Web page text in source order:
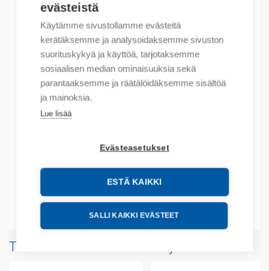
evästeistä
Käytämme sivustollamme evästeitä
kerätäksemme ja analysoidaksemme sivuston
suorituskykyä ja käyttöä, tarjotaksemme
sosiaalisen median ominaisuuksia sekä
parantaaksemme ja räätälöidäksemme sisältöä
ja mainoksia.
Lue lisää
Evästeasetukset
ESTÄ KAIKKI
SALLI KAIKKI EVÄSTEET
Tilauskoodi: 100KFA40E
Product order number: 100KFA40E
Valmistajan tuotenumero: 100-KFA40EM
Tuotteen tullikoodi: 85364900
Kuvaus
Liitteet
Tuotteita samalta valmistajalta